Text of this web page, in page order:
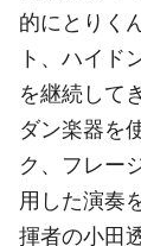
的にとりく
ト、ハイド
を継続して
ダン楽器を
ク、フレー
用した演奏
揮者の小田